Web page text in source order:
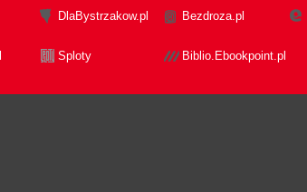
DlaBystrzakow.pl Bezdroza.pl
Sploty Biblio.Ebookpoint.pl